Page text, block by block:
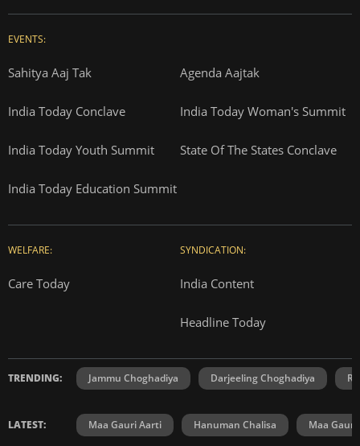
EVENTS:
Sahitya Aaj Tak Agenda Aajtak
India Today Conclave India Today Woman's Summit
India Today Youth Summit State Of The States Conclave
India Today Education Summit
WELFARE:
Care Today
SYNDICATION:
India Content
Headline Today
TRENDING: Jammu Choghadiya Darjeeling Choghadiya
LATEST: Maa Gauri Aarti Hanuman Chalisa Maa Gauri